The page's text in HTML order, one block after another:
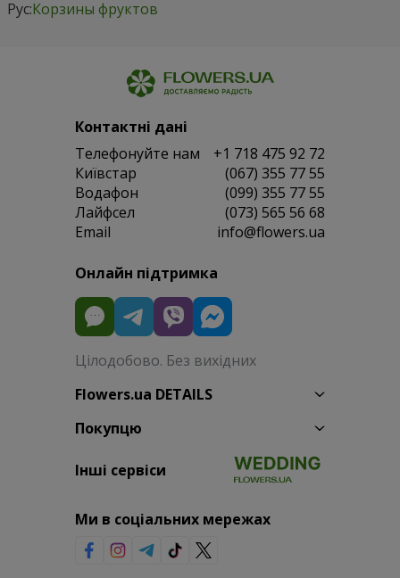
Рус:Корзины фруктов
Контактні дані
Телефонуйте нам
+1 718 475 92 72
Київстар
(067) 355 77 55
Водафон
(099) 355 77 55
Лайфсел
(073) 565 56 68
Email
info@flowers.ua
Онлайн підтримка
Цілодобово. Без вихідних
Flowers.ua DETAILS
Покупцю
Інші сервіси
Ми в соціальних мережах